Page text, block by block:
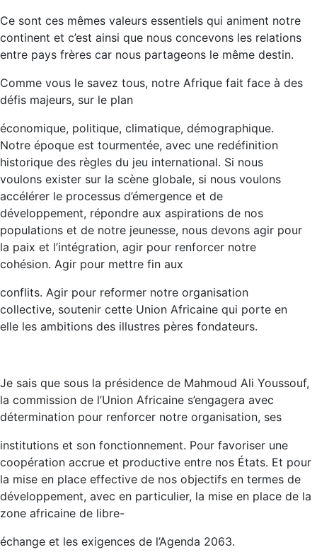
Ce sont ces mêmes valeurs essentiels qui animent notre
continent et c’est ainsi que nous concevons les relations
entre pays frères car nous partageons le même destin.
Comme vous le savez tous, notre Afrique fait face à des
défis majeurs, sur le plan
économique, politique, climatique, démographique.
Notre époque est tourmentée, avec une redéfinition
historique des règles du jeu international. Si nous
voulons exister sur la scène globale, si nous voulons
accélérer le processus d’émergence et de
développement, répondre aux aspirations de nos
populations et de notre jeunesse, nous devons agir pour
la paix et l’intégration, agir pour renforcer notre
cohésion. Agir pour mettre fin aux
conflits. Agir pour reformer notre organisation
collective, soutenir cette Union Africaine qui porte en
elle les ambitions des illustres pères fondateurs.
Je sais que sous la présidence de Mahmoud Ali Youssouf,
la commission de l’Union Africaine s’engagera avec
détermination pour renforcer notre organisation, ses
institutions et son fonctionnement. Pour favoriser une
coopération accrue et productive entre nos États. Et pour
la mise en place effective de nos objectifs en termes de
développement, avec en particulier, la mise en place de la
zone africaine de libre-
échange et les exigences de l’Agenda 2063.